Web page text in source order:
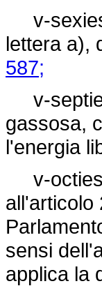
v-
lettera a),
587;
v-
gassosa,
l'energia
v-octies)
all'articolo
sensi
applica la